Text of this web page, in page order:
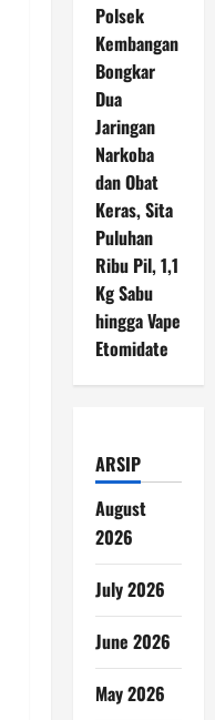
Polsek
Kembangan
Bongkar
Dua
Jaringan
Narkoba
dan Obat
Keras, Sita
Puluhan
Ribu Pil, 1,1
Kg Sabu
hingga Vape
Etomidate
ARSIP
August
2026
July 2026
June 2026
May 2026